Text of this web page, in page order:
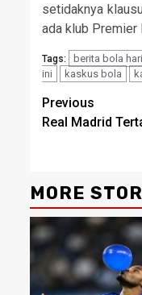
setidaknya
ada klub Premier
Tags: berita bola
ini
kaskus bola
Continue
Reading
Previous
Real Madrid
MORE